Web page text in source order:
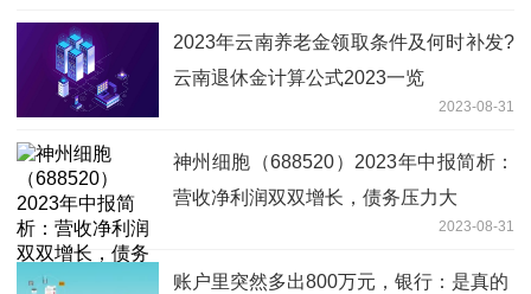
2023年云南养老金领取条件及何时补发?
云南退休金计算公式2023一览
2023-08-31
神州细胞（688520）2023年中报简析：
营收净利润双双增长，债务压力大
2023-08-31
账户里突然多出800万元，银行：是真的